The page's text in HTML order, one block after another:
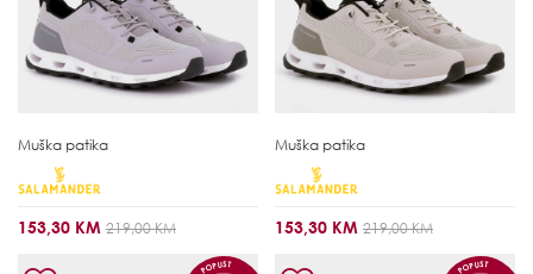
Muška patika
153,30 KM 219,00 KM
Muška patika
153,30 KM 219,00 KM
POPUST POPUST